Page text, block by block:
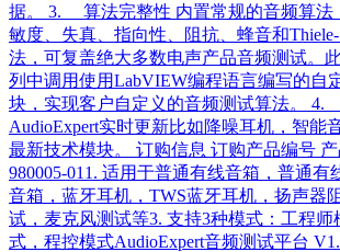
据。 3. 算法完整性 内置常规的音频算法
敏度、失真、指向性、阻抗、蜂音和
法，可复盖绝大多数电声产品音频测试。
列中调用使用LabVIEW编程语言编写的自
块，实现客户自定义的音频测试算法。
AudioExpert实时更新比如降噪耳机，智能
最新技术模块。 订购信息 订购产品编号
980005-011. 适用于普通有线音箱，普通有
音箱，蓝牙耳机，TWS蓝牙耳机，扬声器
试，麦克风测试等3. 支持3种模式：工程师
式，程控模式AudioExpert音频测试平台